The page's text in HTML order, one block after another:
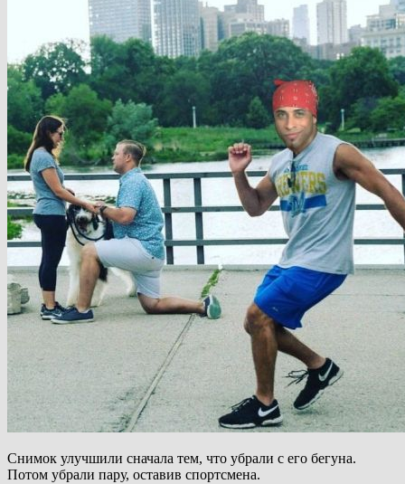
Снимок улучшили сначала тем, что убрали с его бегуна.
Потом убрали пару, оставив спортсмена.